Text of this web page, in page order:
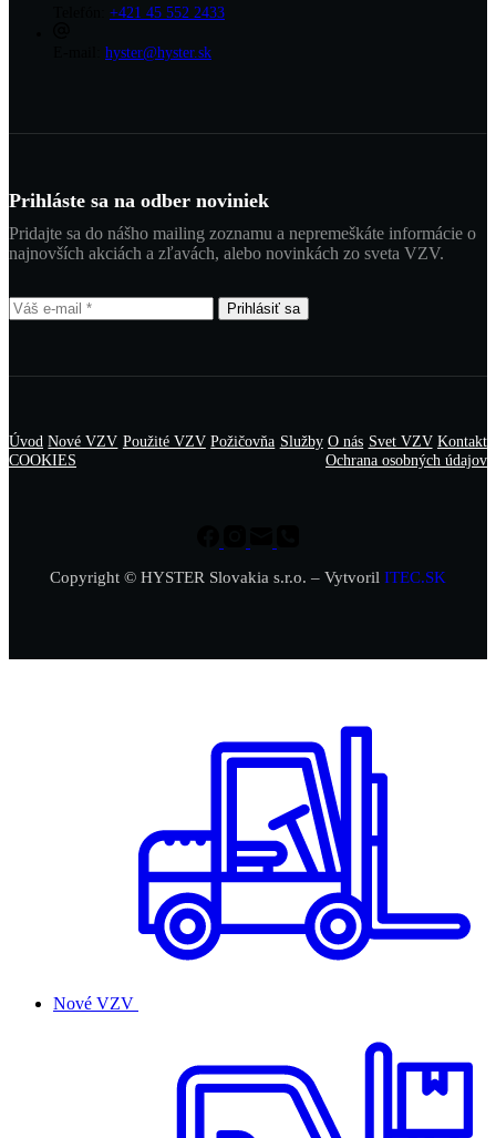
+421 45 552 2433
hyster@hyster.sk
Prihláste sa na odber noviniek
Pridajte sa do nášho mailing zoznamu a nepremeškáte informácie o
najnovších akciách a zľavách, alebo novinkách zo sveta VZV.
Prihlásiť sa
Úvod Nové VZV Použité VZV Požičovňa Služby O nás Svet VZV Kontakt
COOKIES
Ochrana osobných údajov
Copyright © HYSTER Slovakia s.r.o. – Vytvoril ITEC.SK
Nové VZV